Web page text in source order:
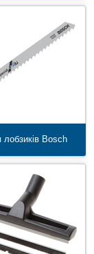
лобзиків Bosch